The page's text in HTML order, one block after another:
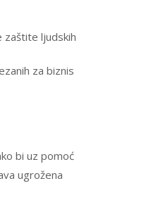
zaštite ljudskih
za biznis
bi uz pomoć
ugrožena